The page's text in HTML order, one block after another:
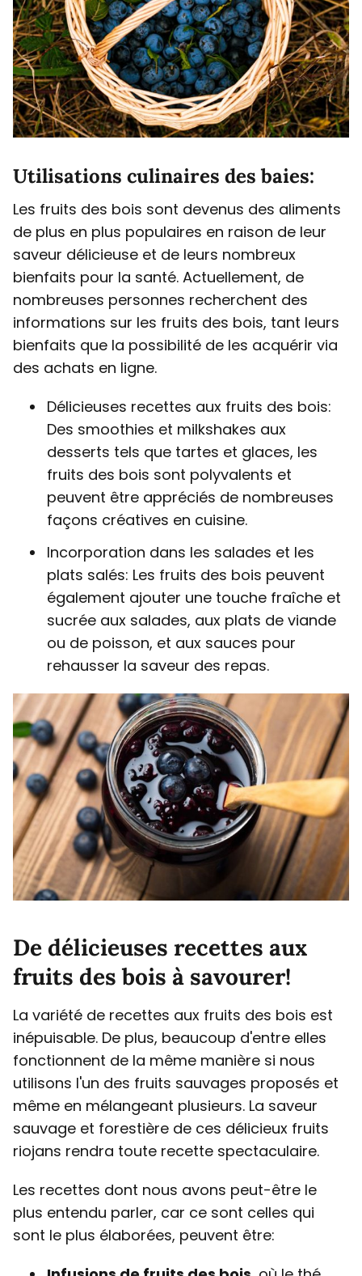
Utilisations culinaires des baies:
Les fruits des bois sont devenus des aliments
de plus en plus populaires en raison de leur
saveur délicieuse et de leurs nombreux
bienfaits pour la santé. Actuellement, de
nombreuses personnes recherchent des
informations sur les fruits des bois, tant leurs
bienfaits que la possibilité de les acquérir via
des achats en ligne.
Délicieuses recettes aux fruits des bois:
Des smoothies et milkshakes aux
desserts tels que tartes et glaces, les
fruits des bois sont polyvalents et
peuvent être appréciés de nombreuses
façons créatives en cuisine.
Incorporation dans les salades et les
plats salés: Les fruits des bois peuvent
également ajouter une touche fraîche et
sucrée aux salades, aux plats de viande
ou de poisson, et aux sauces pour
rehausser la saveur des repas.
De délicieuses recettes aux
fruits des bois à savourer!
La variété de recettes aux fruits des bois est
inépuisable. De plus, beaucoup d'entre elles
fonctionnent de la même manière si nous
utilisons l'un des fruits sauvages proposés et
même en mélangeant plusieurs. La saveur
sauvage et forestière de ces délicieux fruits
riojans rendra toute recette spectaculaire.
Les recettes dont nous avons peut-être le
plus entendu parler, car ce sont celles qui
sont le plus élaborées, peuvent être: